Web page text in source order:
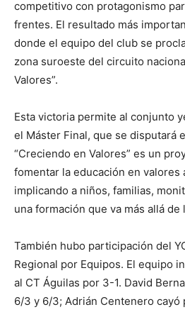
competitivo con protagonismo
frentes. El resultado más
donde el equipo del club se
zona suroeste del circuito
Valores”.
Esta victoria permite al conjunto
el Máster Final, que se disputará
“Creciendo en Valores” es un
fomentar la educación en valores
implicando a niños, familias,
una formación que va más allá de
También hubo participación del
Regional por Equipos. El equipo
al CT Águilas por 3-1. David
6/3 y 6/3; Adrián Centenero cayó